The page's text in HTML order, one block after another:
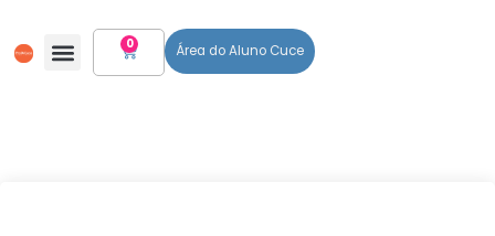
0 Área do Aluno Cuce